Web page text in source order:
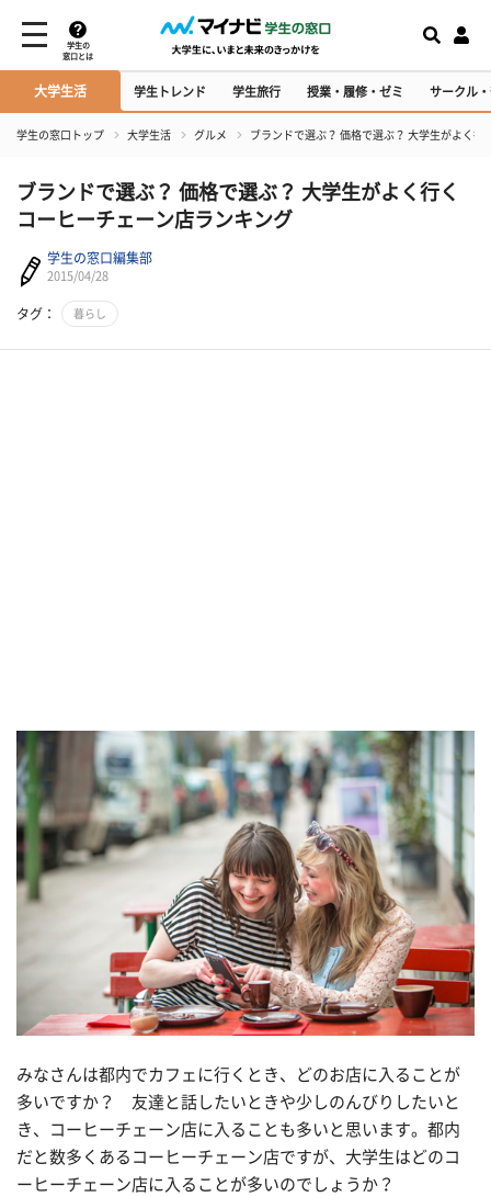
学生の
窓口とは
大学生活 学生トレンド 学生旅行 授業・履修・ゼミ サークル
学生の窓口トップ 大学生活 グルメ ブランドで選ぶ？ 価格で選ぶ？ 大学生がよく行
ブランドで選ぶ？ 価格で選ぶ？ 大学生がよく行く
コーヒーチェーン店ランキング
学生の窓口編集部
2015/04/28
タグ： 暮らし
みなさんは都内でカフェに行くとき、どのお店に入ることが
多いですか？ 友達と話したいときや少しのんびりしたいと
き、コーヒーチェーン店に入ることも多いと思います。都内
だと数多くあるコーヒーチェーン店ですが、大学生はどのコ
ーヒーチェーン店に入ることが多いのでしょうか？